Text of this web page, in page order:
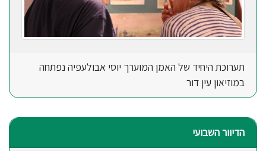
תערוכת היחיד של האמן המוערך יוסי אבולעפיה נפתחה
במוזיאון עין דור
הדיוור השבועי